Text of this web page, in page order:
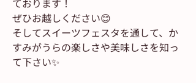
ております！
ぜひお越しください😊
そしてスイーツフェスタを通して、か
すみがうらの楽しさや美味しさを知っ
て下さい✨